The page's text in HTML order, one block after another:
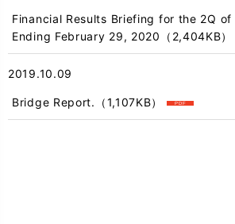
Financial Results Briefing for the 2Q of
Ending February 29, 2020
（2,404KB）
2019.10.09
Bridge Report. （1,107KB）